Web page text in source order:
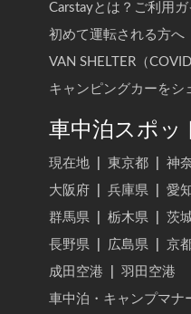
Carstayとは？ご利用ガ
初めて運転される方へ
VAN SHELTER（
キャンピングカーをシ
車中泊スポッ
現在地 東京都 神
大阪府
兵庫県 愛
群馬県
栃木県 茨
長野県
広島県 京
成田空港
羽田空港
車中泊・キャンプマナ